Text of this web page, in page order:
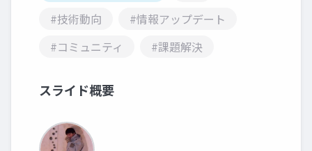
#技術動向
#情報アップデート
#コミュニティ
#課題解決
スライド概要